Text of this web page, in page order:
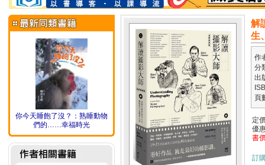
你今天睡飽了沒？：熟睡動物
們的……幸福時光
解
生
作
分
出
頁
定
優
書
訂